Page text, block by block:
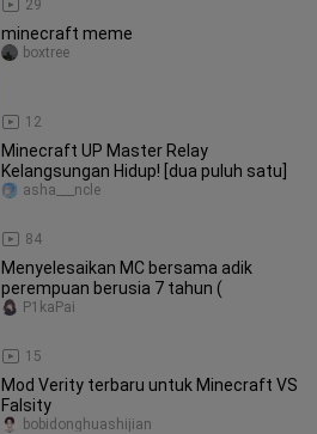
29
minecraft meme
12
boxtree
Minecraft UP Master Relay
Kelangsungan Hidup! [dua puluh satu]
84
asha___ncle
Menyelesaikan MC bersama adik
perempuan berusia 7 tahun (
15
P1kaPai
Mod Verity terbaru untuk Minecraft VS
Falsity
bobidonghuashijian